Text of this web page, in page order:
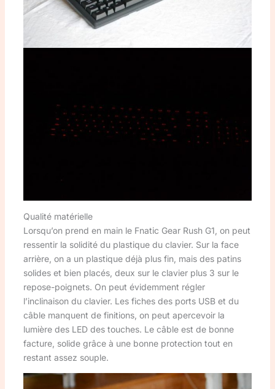
Qualité matérielle
Lorsqu’on prend en main le Fnatic Gear Rush G1, on peut
ressentir la solidité du plastique du clavier. Sur la face
arrière, on a un plastique déjà plus fin, mais des patins
solides et bien placés, deux sur le clavier plus 3 sur le
repose-poignets. On peut évidemment régler
l’inclinaison du clavier. Les fiches des ports USB et du
câble manquent de finitions, on peut apercevoir la
lumière des LED des touches. Le câble est de bonne
facture, solide grâce à une bonne protection tout en
restant assez souple.